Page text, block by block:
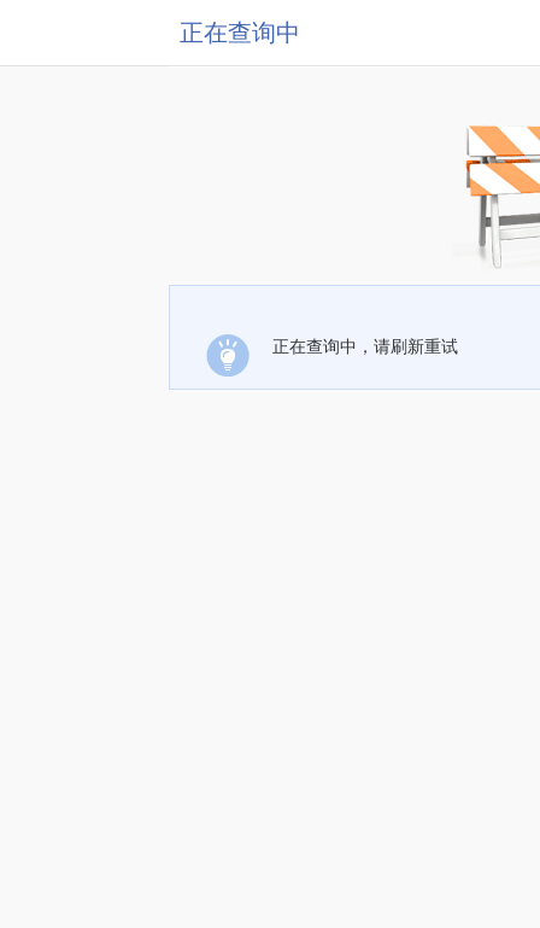
正在查询中
正在查询中，请刷新重试